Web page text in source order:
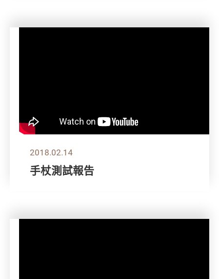
2018.02.14
手杖測試報告